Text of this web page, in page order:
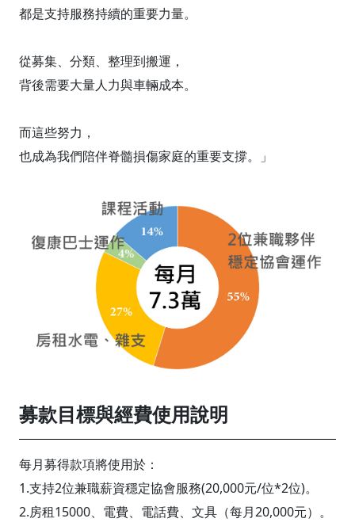
都是支持服務持續的重要力量。
從募集、分類、整理到搬運，
背後需要大量人力與車輛成本。
而這些努力，
也成為我們陪伴脊髓損傷家庭的重要支撐。」
募款目標與經費使用說明
每月募得款項將使用於：
1.支持2位兼職薪資穩定協會服務(20,000元/位*2位)。
2.房租15000、電費、電話費、文具（每月20,000元）。